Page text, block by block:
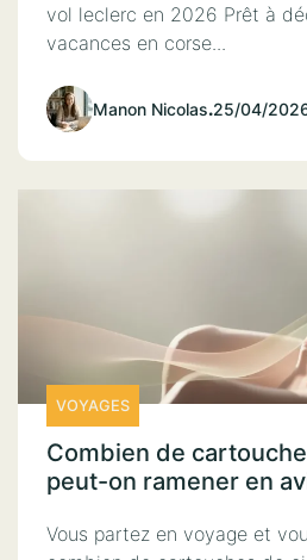
vol leclerc en 2026 Prêt à
vacances en corse...
Manon Nicolas.25/04/
VOYAGES
Combien de
peut-on ramener en
Vous partez en voyage et